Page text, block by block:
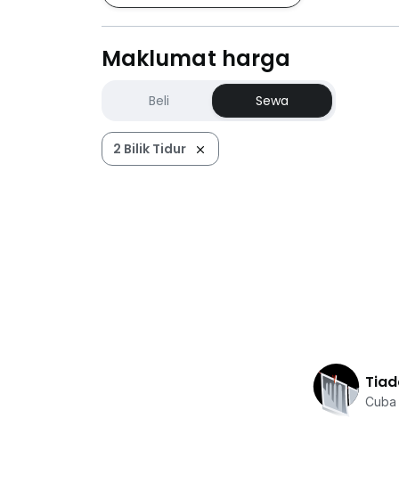
Maklumat harga
Beli Sewa
2 Bilik Tidur